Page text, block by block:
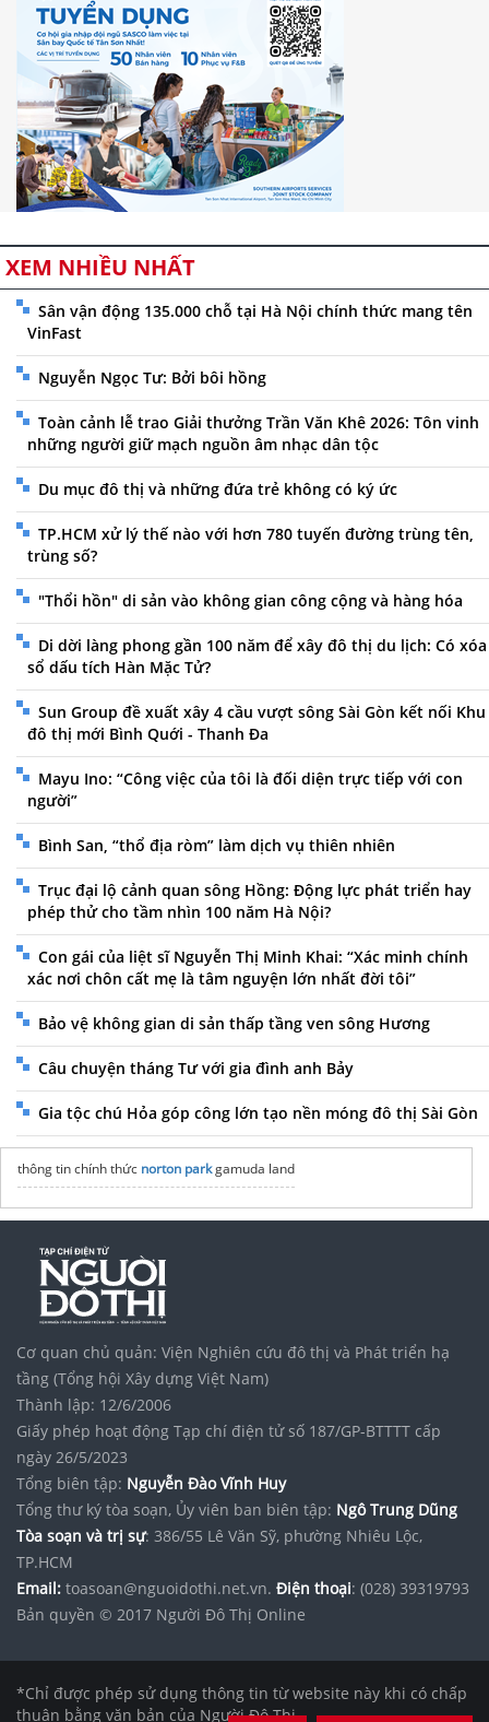
XEM NHIỀU NHẤT
Sân vận động 135.000 chỗ tại Hà Nội chính thức mang tên
VinFast
Nguyễn Ngọc Tư: Bởi bôi hồng
Toàn cảnh lễ trao Giải thưởng Trần Văn Khê 2026: Tôn vinh
những người giữ mạch nguồn âm nhạc dân tộc
Du mục đô thị và những đứa trẻ không có ký ức
TP.HCM xử lý thế nào với hơn 780 tuyến đường trùng tên,
trùng số?
"Thổi hồn" di sản vào không gian công cộng và hàng hóa
Di dời làng phong gần 100 năm để xây đô thị du lịch: Có xóa
sổ dấu tích Hàn Mặc Tử?
Sun Group đề xuất xây 4 cầu vượt sông Sài Gòn kết nối Khu
đô thị mới Bình Quới - Thanh Đa
Mayu Ino: “Công việc của tôi là đối diện trực tiếp với con
người”
Bình San, “thổ địa ròm” làm dịch vụ thiên nhiên
Trục đại lộ cảnh quan sông Hồng: Động lực phát triển hay
phép thử cho tầm nhìn 100 năm Hà Nội?
Con gái của liệt sĩ Nguyễn Thị Minh Khai: “Xác minh chính
xác nơi chôn cất mẹ là tâm nguyện lớn nhất đời tôi”
Bảo vệ không gian di sản thấp tầng ven sông Hương
Câu chuyện tháng Tư với gia đình anh Bảy
Gia tộc chú Hỏa góp công lớn tạo nền móng đô thị Sài Gòn
thông tin chính thức norton parkgamuda land
Cơ quan chủ quản: Viện Nghiên cứu đô thị và Phát triển hạ
tầng (Tổng hội Xây dựng Việt Nam)
Thành lập: 12/6/2006
Giấy phép hoạt động Tạp chí điện tử số 187/GP-BTTTT cấp
ngày 26/5/2023
Tổng biên tập: Nguyễn Đào Vĩnh Huy
Tổng thư ký tòa soạn, Ủy viên ban biên tập: Ngô Trung Dũng
Tòa soạn và trị sự: 386/55 Lê Văn Sỹ, phường Nhiêu Lộc,
TP.HCM
Email: toasoan@nguoidothi.net.vn. Điện thoại: (028) 39319793
Bản quyền © 2017 Người Đô Thị Online
*Chỉ được phép sử dụng thông tin từ website này khi có chấp
thuận bằng văn bản của Người Đô Thị.